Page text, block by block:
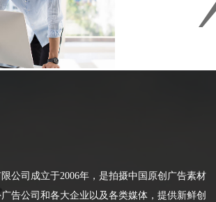
公司成立于2006年，是拍摄中国原创广告素材
告公司和各大企业以及各类媒体，提供新鲜创